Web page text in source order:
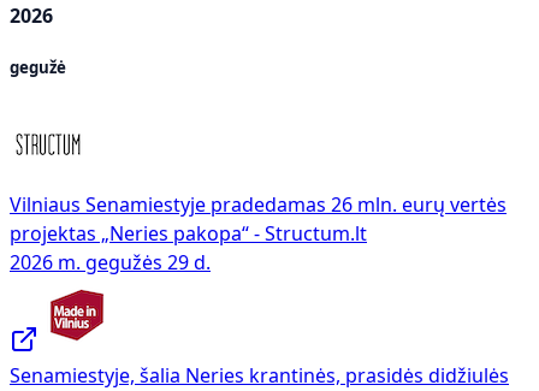
2026
gegužė
Vilniaus Senamiestyje pradedamas 26 mln. eurų vertės
projektas „Neries pakopa“ - Structum.lt
2026 m. gegužės 29 d.
Senamiestyje, šalia Neries krantinės, prasidės didžiulės